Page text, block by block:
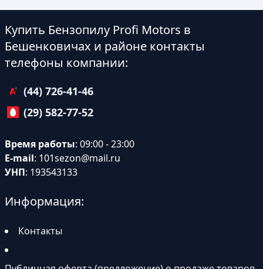
Купить Бензопилу Profi Motors в
Бешенковичах и районе контакты
телефоны компании:
(44) 726-41-46
(29) 582-77-52
Время работы: 09:00 - 23:00
E-mail: 101sezon@mail.ru
УНП: 193543133
Информация:
Контакты